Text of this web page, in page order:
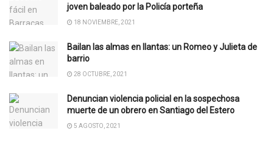
joven baleado por la Policía porteña
18 NOVIEMBRE, 2021
Bailan las almas en llantas: un Romeo y Julieta de
barrio
28 OCTUBRE, 2021
Denuncian violencia policial en la sospechosa
muerte de un obrero en Santiago del Estero
5 AGOSTO, 2021